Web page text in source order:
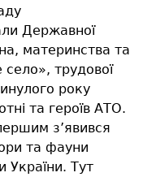
Державної
материнства та
трудової
року
та героїв АТО.
з’явився
та фауни
України. Тут